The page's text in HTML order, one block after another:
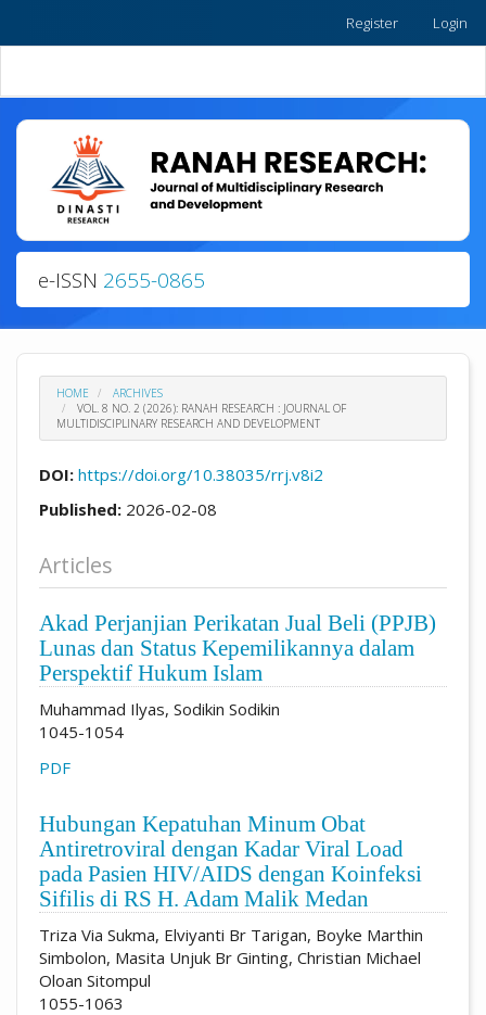
content
Main
Navigation
Main
Content
Sidebar
Register Login
e-ISSN 2655-0865
HOME
ARCHIVES
VOL. 8 NO. 2 (2026): RANAH RESEARCH : JOURNAL OF
MULTIDISCIPLINARY RESEARCH AND DEVELOPMENT
DOI: https://doi.org/10.38035/rrj.v8i2
Published: 2026-02-08
Articles
Akad Perjanjian Perikatan Jual Beli (PPJB)
Lunas dan Status Kepemilikannya dalam
Perspektif Hukum Islam
Muhammad Ilyas, Sodikin Sodikin
1045-1054
PDF
Hubungan Kepatuhan Minum Obat
Antiretroviral dengan Kadar Viral Load
pada Pasien HIV/AIDS dengan Koinfeksi
Sifilis di RS H. Adam Malik Medan
Triza Via Sukma, Elviyanti Br Tarigan, Boyke Marthin
Simbolon, Masita Unjuk Br Ginting, Christian Michael
Oloan Sitompul
1055-1063